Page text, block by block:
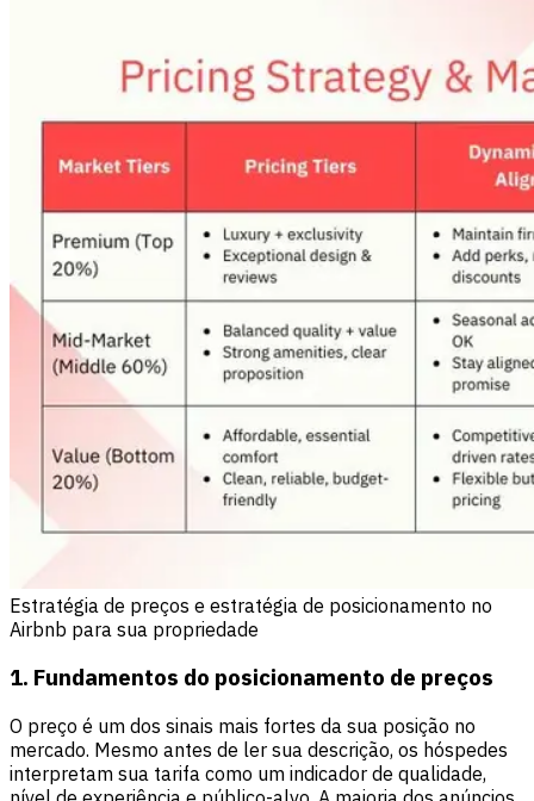
Estratégia de preços e estratégia de posicionamento no
Airbnb para sua propriedade
1. Fundamentos do posicionamento de preços
O preço é um dos sinais mais fortes da sua posição no
mercado. Mesmo antes de ler sua descrição, os hóspedes
interpretam sua tarifa como um indicador de qualidade,